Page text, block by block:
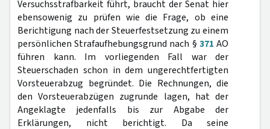
Versuchsstrafbarkeit führt, braucht der Senat hier
ebensowenig zu prüfen wie die Frage, ob eine
Berichtigung nach der Steuerfestsetzung zu einem
persönlichen Strafaufhebungsgrund nach § 371 AO
führen kann. Im vorliegenden Fall war der
Steuerschaden schon in dem ungerechtfertigten
Vorsteuerabzug begründet. Die Rechnungen, die
den Vorsteuerabzügen zugrunde lagen, hat der
Angeklagte jedenfalls bis zur Abgabe der
Erklärungen, nicht berichtigt. Da seine